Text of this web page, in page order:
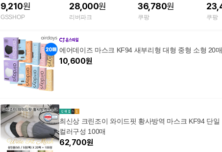
파우치형
9,210원
GSSHOP
40매 대형 블랙 비말차
단 귀 편한 새부리형
28,000원
리버파크
형 베이지 50개입 새부
리형 여름용 국산 미세
36,780원
쿠팡
0매
리형
쿠팡
에어데이즈 마스크 KF94 새부리형 대형 중형 소형 20매
10,600원
최신상 크린조이 와이드핏 황사방역 마스크 KF94 단일
컬러구성 100매
62,700원